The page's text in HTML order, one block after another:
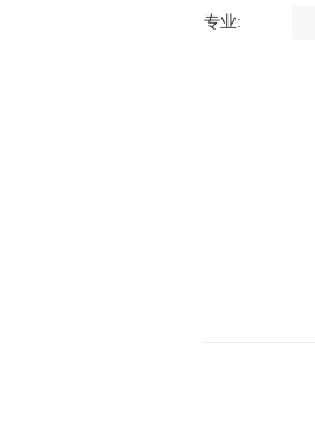
专业: